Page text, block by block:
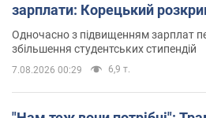
зарплати: Корецький
Одночасно з підвищенням зарплат
збільшення студентських стипендій
7.08.2026 00:29 6,9 т.